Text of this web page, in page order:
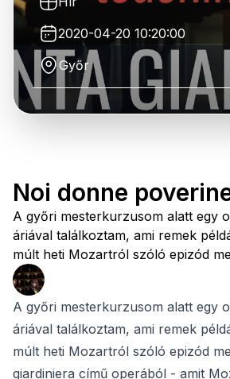
2020-04-20 10:20:00
Győr
Noi donne
A győri mesterkurzusom alatt egy
áriával találkoztam, ami remek
múlt heti Mozartról szóló epizód
A győri mesterkurzusom alatt egy
áriával találkoztam, ami remek
múlt heti Mozartról szóló epizód
giardiniera című operából - amit